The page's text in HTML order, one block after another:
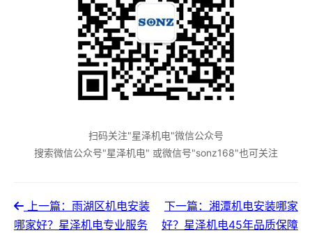
扫码关注"星泽机电"微信公众号
搜索微信公众号"星泽机电" 或微信号"sonz168"也可关注
上一篇：雨湖区机电安装
哪家好？星泽机电专业服务
下一篇：湘潭机电安装哪家
好？星泽机电45年品质保障